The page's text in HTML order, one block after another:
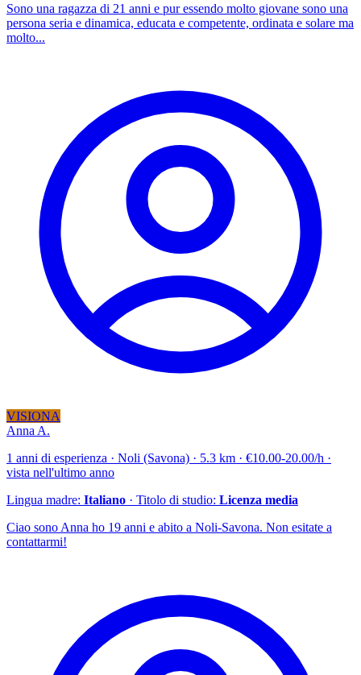
Sono una ragazza di 21 anni e pur essendo molto giovane sono una
persona seria e dinamica, educata e competente, ordinata e solare ma
molto...
VISIONA
Anna A.
1 anni di esperienza · Noli (Savona) · 5.3 km · €10.00-20.00/h ·
vista nell'ultimo anno
Lingua madre: Italiano · Titolo di studio: Licenza media
Ciao sono Anna ho 19 anni e abito a Noli-Savona. Non esitate a
contattarmi!